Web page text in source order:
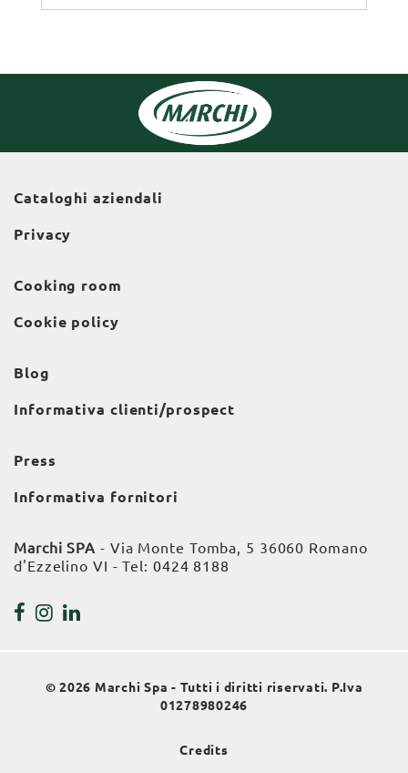
Cataloghi aziendali
Privacy
Cooking room
Cookie policy
Blog
Informativa clienti/prospect
Press
Informativa fornitori
Marchi SPA - Via Monte Tomba, 5 36060 Romano
d'Ezzelino VI - Tel: 0424 8188
© 2026 Marchi Spa - Tutti i diritti riservati. P.Iva
01278980246
Credits